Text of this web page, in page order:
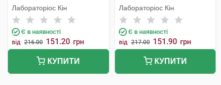
1 туба
Лабораторіос Кін
Є в наявності
від 216.00 151.20 грн
КУПИТИ
мл 1 туба
Лабораторіос Кін
Є в наявності
від 217.00 151.90 грн
КУПИТИ